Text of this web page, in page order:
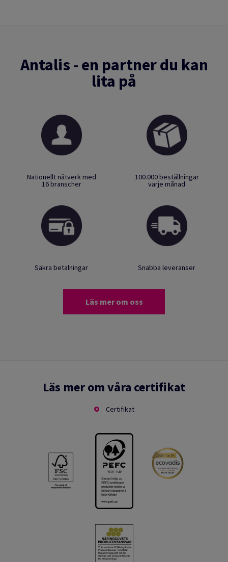
Antalis - en partner du kan
lita på
Nationellt nätverk med
16 branscher
100.000 beställningar
varje månad
Säkra betalningar Snabba leveranser
Läs mer om oss
Läs mer om våra certifikat
Certifikat